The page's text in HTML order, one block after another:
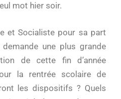
mot hier soir.
et Socialiste pour sa part
une plus grande
de cette fin d’année
la rentrée scolaire de
les dispositifs ? Quels